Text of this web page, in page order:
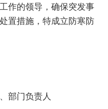
作的领导，确保突发事
置措施，特成立防寒防
部门负责人